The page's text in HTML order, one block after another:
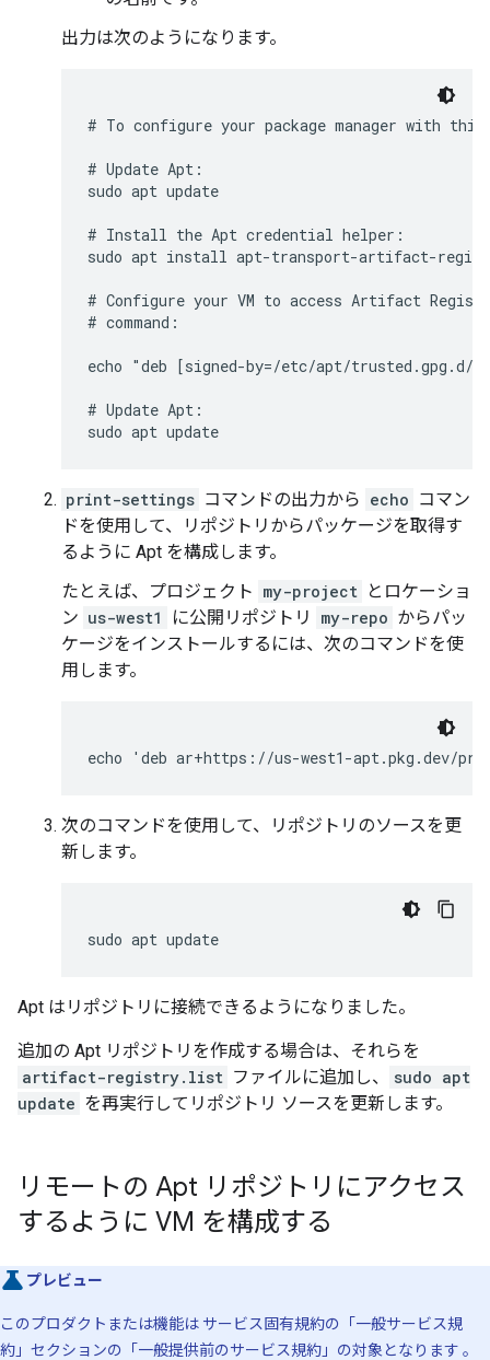
出力は次のようになります。
# To configure your package manager with
# Update Apt:
sudo apt update
# Install the Apt credential helper:
sudo apt install apt-transport-artifact-
# Configure your VM to access Artifact
# command:
echo "deb [signed-by=/etc/apt/
# Update Apt:
print-settings コマンドの出力から echo コマン
ドを使用して、リポジトリからパッケージを取得す
るように Apt を構成します。
たとえば、プロジェクト my-project とロケーショ
ン us-west1 に公開リポジトリ my-repo からパッ
ケージをインストールするには、次のコマンドを使
用します。
次のコマンドを使用して、リポジトリのソースを更
新します。
sudo apt
Apt はリポジトリに接続できるようになりました。
追加の Apt リポジトリを作成する場合は、それらを
artifact-registry.list ファイルに追加し、
sudo apt
update を再実行してリポジトリ ソースを更新します。
リモートの Apt リポジトリにアクセス
するように VM を構成する
プレビュー
このプロダクトまたは機能は サービス固有規約の「一般サービス規
約」セクションの「一般提供前のサービス規約」の対象となります 。